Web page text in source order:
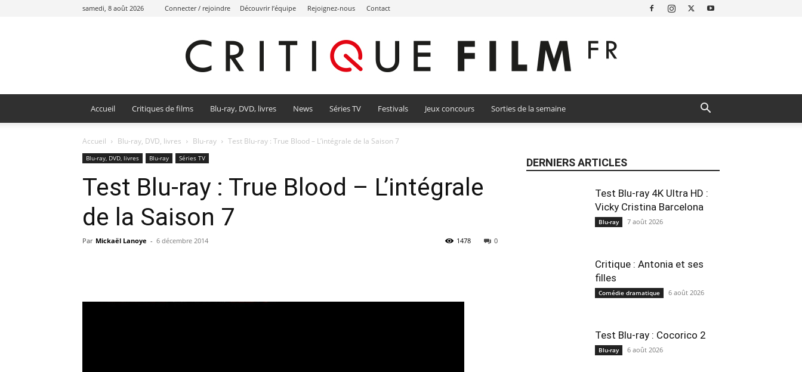
samedi, 8 août 2026 Connecter / rejoindre Découvrir l’équipe Rejoignez-nous Contact
Accueil Critiques de films Blu-ray, DVD, livres News Séries TV Festivals Jeux concours Sorties de la semaine
Accueil Blu-ray, DVD, livres Blu-ray Test Blu-ray : True Blood – L’intégrale de la Saison 7
Blu-ray, DVD, livres Blu-ray Séries TV
Test Blu-ray : True Blood – L’intégrale
de la Saison 7
Par Mickaël Lanoye - 6 décembre 2014 0
1478
DERNIERS ARTICLES
Test Blu-ray 4K Ultra HD :
Vicky Cristina Barcelona
Blu-ray 7 août 2026
Critique : Antonia et ses
filles
Comédie dramatique 6 août 2026
Test Blu-ray : Cocorico 2
Blu-ray 6 août 2026